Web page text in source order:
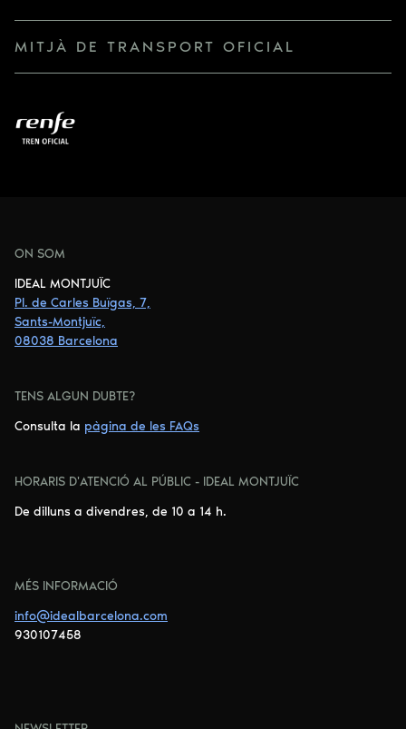
MITJÀ DE TRANSPORT OFICIAL
ON SOM
IDEAL MONTJUÏC
Pl. de Carles Buïgas, 7,
Sants-Montjuïc,
08038 Barcelona
TENS ALGUN DUBTE?
Consulta la pàgina de les FAQs
HORARIS D'ATENCIÓ AL PÚBLIC - IDEAL MONTJUÏC
De dilluns a divendres, de 10 a 14 h.
MÉS INFORMACIÓ
info@idealbarcelona.com
930107458